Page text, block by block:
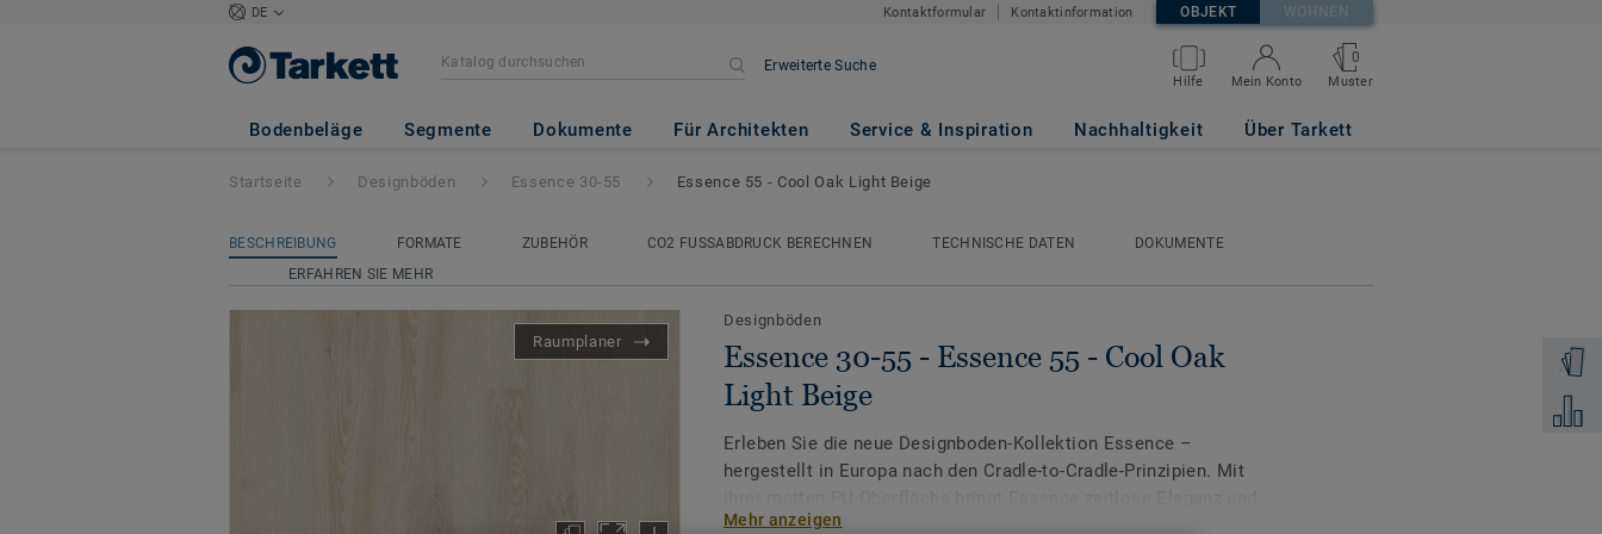
DE Kontaktformular Kontaktinformation OBJEKT WOHNEN
Erweiterte Suche
Hilfe Mein Konto
0
Muster
Bodenbeläge Segmente Dokumente Für Architekten Service & Inspiration Nachhaltigkeit Über Tarkett
Essence 30-55 - Essence 55 - Cool Oak Light Beige
Zum
Startseite Designböden Essence 30-55 Essence 55 - Cool Oak Light Beige
BESCHREIBUNG FORMATE ZUBEHÖR CO2 FUSSABDRUCK BERECHNEN TECHNISCHE DATEN
DOKUMENTE
ERFAHREN SIE MEHR
Raumplaner
Designböden
Essence 30-55 - Essence 55 - Cool Oak
Light Beige
Erleben Sie die neue Designboden-Kollektion Essence –
hergestellt in Europa nach den Cradle-to-Cradle-Prinzipien. Mit
Charme in jeden Raum – sei es bei Ihnen Zuhause oder im
Mehr anzeigen